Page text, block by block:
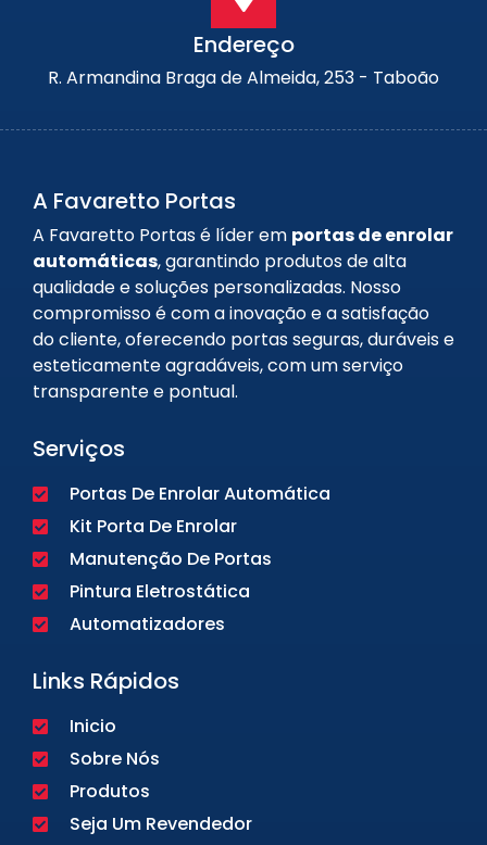
Endereço
R. Armandina Braga de Almeida, 253 - Taboão
A Favaretto Portas
A Favaretto Portas é líder em portas de enrolar
automáticas, garantindo produtos de alta
qualidade e soluções personalizadas. Nosso
compromisso é com a inovação e a satisfação
do cliente, oferecendo portas seguras, duráveis e
esteticamente agradáveis, com um serviço
transparente e pontual.
Serviços
Portas De Enrolar Automática
Kit Porta De Enrolar
Manutenção De Portas
Pintura Eletrostática
Automatizadores
Links Rápidos
Inicio
Sobre Nós
Produtos
Seja Um Revendedor